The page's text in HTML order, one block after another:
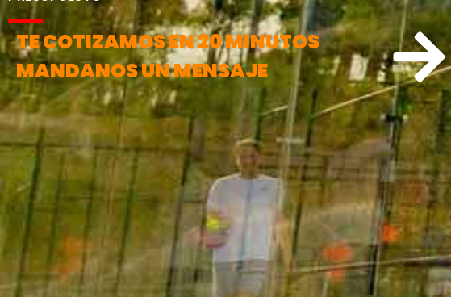
TE COTIZAMOS EN 20 MINUTOS
MANDANOS UN MENSAJE